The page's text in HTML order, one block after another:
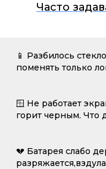
Часто
📱 Разбилось
поменять только
🪟 Не работает
горит черным. Что
💔 Батарея слабо